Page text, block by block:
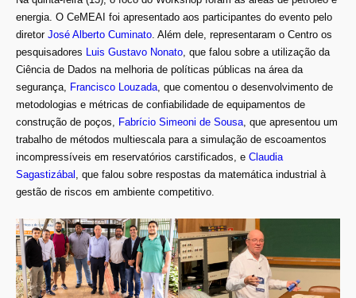
energia. O CeMEAI foi apresentado aos participantes do evento pelo
diretor José Alberto Cuminato. Além dele, representaram o Centro os
pesquisadores Luis Gustavo Nonato, que falou sobre a utilização da
Ciência de Dados na melhoria de políticas públicas na área da
segurança, Francisco Louzada, que comentou o desenvolvimento de
metodologias e métricas de confiabilidade de equipamentos de
construção de poços, Fabrício Simeoni de Sousa, que apresentou um
trabalho de métodos multiescala para a simulação de escoamentos
incompressíveis em reservatórios carstificados, e Claudia
Sagastizábal , que falou sobre respostas da matemática industrial à
gestão de riscos em ambiente competitivo.